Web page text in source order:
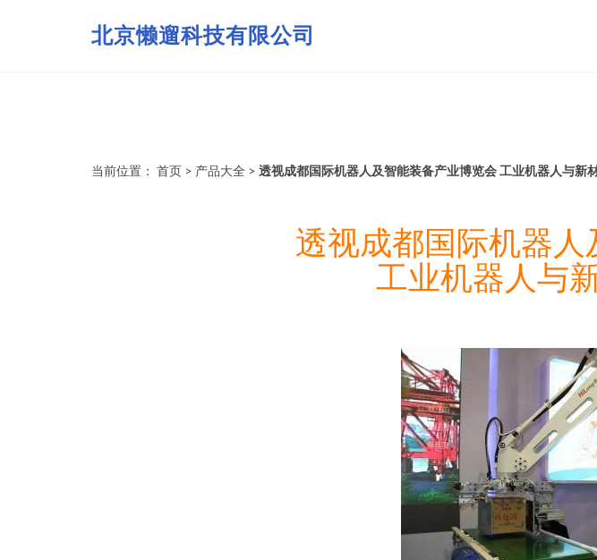
北京懒遛科技有限公司
当前位置： 首页 > 产品大全 > 透视成都国际机器人及智能装备产业博览会 工业机器人与新
透视成都国际机器
工业机器人与